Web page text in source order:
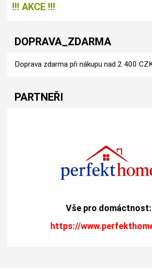
!!! AKCE !!!
DOPRAVA_ZDARMA
Doprava zdarma při nákupu nad 2 400
PARTNEŘI
Vše pro domáctnost:
https://